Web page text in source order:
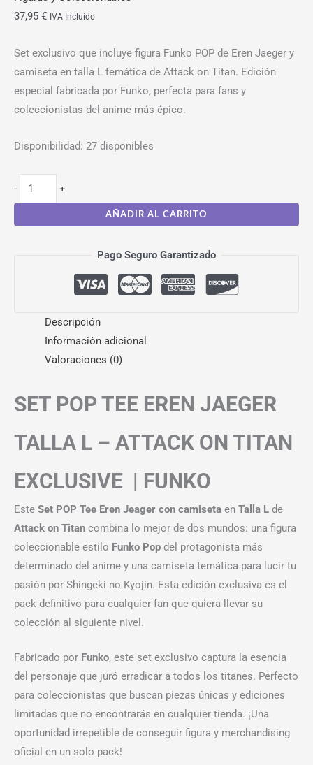
37,95 € IVA Incluído
Set exclusivo que incluye figura Funko POP de Eren Jaeger y
camiseta en talla L temática de Attack on Titan. Edición
especial fabricada por Funko, perfecta para fans y
coleccionistas del anime más épico.
Disponibilidad: 27 disponibles
- +
AÑADIR AL CARRITO
Pago Seguro Garantizado
Descripción
Información adicional
Valoraciones (0)
SET POP TEE EREN JAEGER
TALLA L – ATTACK ON TITAN
EXCLUSIVE | FUNKO
Este Set POP Tee Eren Jeager con camiseta en Talla L de
Attack on Titan combina lo mejor de dos mundos: una figura
coleccionable estilo Funko Pop del protagonista más
determinado del anime y una camiseta temática para lucir tu
pasión por Shingeki no Kyojin. Esta edición exclusiva es el
pack definitivo para cualquier fan que quiera llevar su
colección al siguiente nivel.
Fabricado por Funko, este set exclusivo captura la esencia
del personaje que juró erradicar a todos los titanes. Perfecto
para coleccionistas que buscan piezas únicas y ediciones
limitadas que no encontrarás en cualquier tienda. ¡Una
oportunidad irrepetible de conseguir figura y merchandising
oficial en un solo pack!